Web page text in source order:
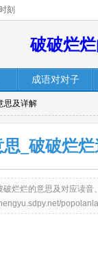
刻
破破烂
成语对对子
思及详解
_破破烂
烂烂的意思及对应读